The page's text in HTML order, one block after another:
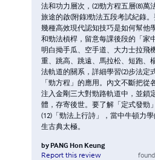
法和功力層次，(2)勁方程五層(8)萬
旅途的啟(附錄)勁法五段考試紀錄
幾種高效現代認知技巧是如何幫他
和勁法槓桿，留意每課後段的「家
明白拗手瓜、空手道、大力士拉飛
重、跳高、跳遠、馬拉松、短跑、
法軌道的關系，詳細學習(2)步法定
「勁方程」的應用。內文不斷把
注入金剛三大對勁路軌道中，並鎖
體，存寄後世。要了解「定式發勁
(12)「勁法上行詩」，當中牛頓力
生古典太極。
by PANG Hon Keung
Report this review